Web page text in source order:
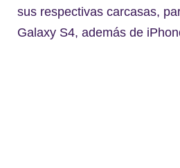
sus respectivas carcasas,
Galaxy S4, además de